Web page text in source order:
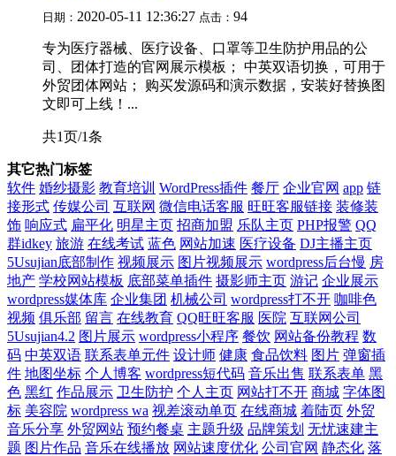
日期： 2020-05-11 12:36:27 点击： 94
专为医疗器械、医疗设备、口罩等卫生防护用品的公
司、团体打造的官网展示模板； 中英双语切换，可用于
外贸团体网站； 购买发源码和演示数据，安装好替换图
文即可上线！...
共1页/1条
其它热门标签
软件 婚纱摄影 教育培训 WordPress插件 餐厅 企业官网 app 链
接形式 传媒公司 互联网 微信电话客服 旺旺客服链接 装修装
饰 响应式 扁平化 明星主页 招商加盟 乐队主页 PHP报警 QQ
群idkey 旅游 在线考试 蓝色 网站加速 医疗设备 DJ主播主页
5Usujian底部制作 视频展示 图片视频展示 wordpress后台慢 房
地产 学校网站模板 底部菜单插件 摄影师主页 游记 企业展示
wordpress媒体库 企业集团 机械公司 wordpress打不开 咖啡色
视频 俱乐部 留言 在线教育 QQ旺旺客服 医院 互联网公司
5Usujian4.2 图片展示 wordpress小程序 餐饮 网站备份教程 数
码 中英双语 联系表单元件 设计师 健康 食品饮料 图片 弹窗插
件 地图坐标 个人博客 wordpress短代码 音乐出售 联系表单 黑
色 黑红 作品展示 卫生防护 个人主页 网站打不开 商城 字体图
标 美容院 wordpress wa 视差滚动单页 在线商城 着陆页 外贸
音乐分享 外贸网站 预约餐桌 主题升级 品牌策划 无忧速建主
题 图片作品 音乐在线播放 网站速度优化 公司官网 静态化 落